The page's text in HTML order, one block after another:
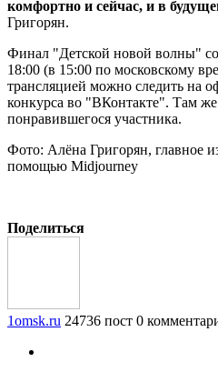
комфортно и сейчас, и в
Григорян.
Финал "Детской новой волны"
18:00 (в 15:00 по московскому
трансляцией можно следить на
конкурса во "ВКонтакте". Там
понравившегося участника.
Фото: Алёна Григорян, главное
помощью Midjourney
Поделиться
1omsk.ru 24736 пост 0